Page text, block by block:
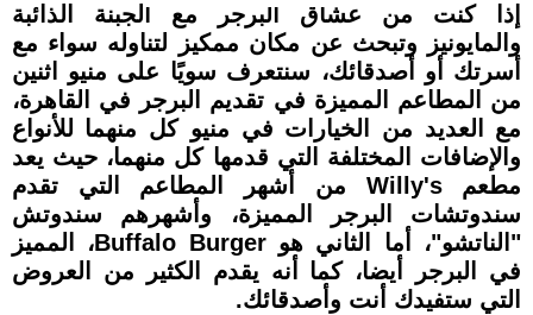
إذا كنت من عشاق البرجر مع الجبنة الذائبة
والمايونيز وتبحث عن مكان ممكيز لتناوله سواء مع
أسرتك أو أصدقائك، سنتعرف سويًا على منيو اثنين
من المطاعم المميزة في تقديم البرجر في القاهرة،
مع العديد من الخيارات في منيو كل منهما للأنواع
والإضافات المختلفة التي قدمها كل منهما، حيث يعد
مطعم Willy's من أشهر المطاعم التي تقدم
سندوتشات البرجر المميزة، وأشهرهم سندوتش
"الناتشو"، أما الثاني هو Buffalo Burger، المميز
في البرجر أيضا، كما أنه يقدم الكثير من العروض
التي ستفيدك أنت وأصدقائك.